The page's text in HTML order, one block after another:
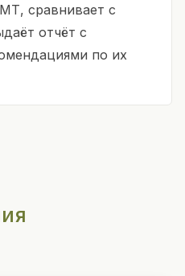
сравнивает с
отчёт с
по их